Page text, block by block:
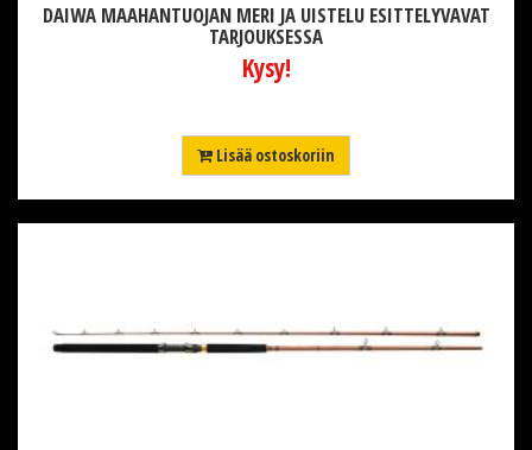
DAIWA MAAHANTUOJAN MERI JA UISTELU ESITTELYVAVAT
TARJOUKSESSA
Kysy!
Lisää ostoskoriin